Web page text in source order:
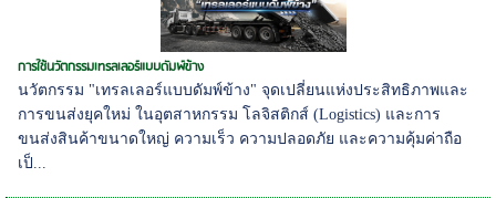
การใช้นวัตกรรมเทรลเลอร์แบบดัมพ์ข้าง
นวัตกรรม "เทรลเลอร์แบบดัมพ์ข้าง" จุดเปลี่ยนแห่งประสิทธิภาพและ
การขนส่งยุคใหม่ ในอุตสาหกรรม โลจิสติกส์ (Logistics) และการ
ขนส่งสินค้าขนาดใหญ่ ความเร็ว ความปลอดภัย และความคุ้มค่าถือ
เป็...